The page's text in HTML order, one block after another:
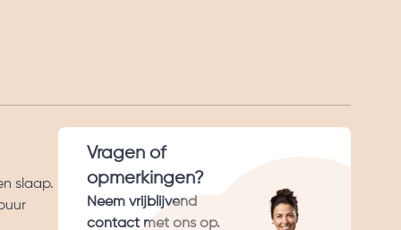
slaap.
Vragen of
opmerkingen?
Neem vrijblijvend
contact met ons op.